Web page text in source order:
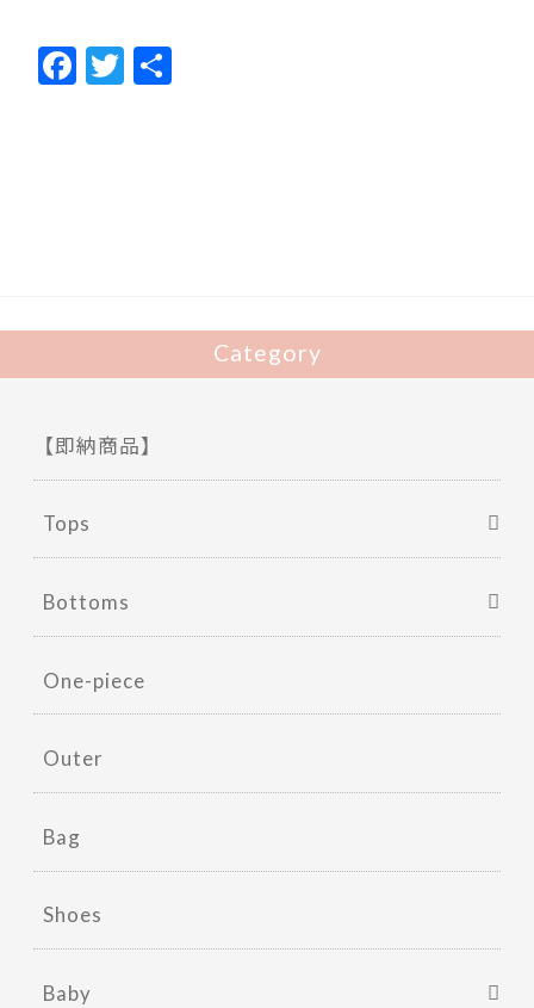
F
ac
T
w
Category
【即納商品】
Tops
Bottoms
One-piece
Outer
Bag
Shoes
Baby